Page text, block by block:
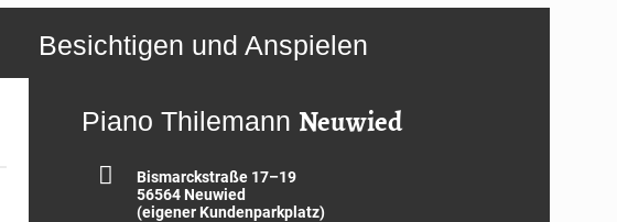
Besichtigen und Anspielen
Piano Thilemann Neuwied
Bismarckstraße 17–19
56564 Neuwied
(eigener Kundenparkplatz)